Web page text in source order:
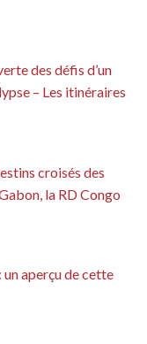
des défis d’un
– Les itinéraires
croisés des
la RD Congo
aperçu de cette